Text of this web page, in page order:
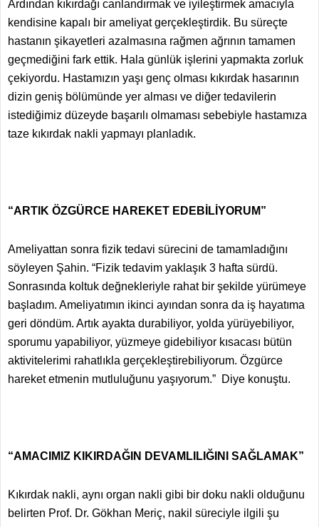
Ardından kıkırdağı canlandırmak ve iyileştirmek amacıyla
kendisine kapalı bir ameliyat gerçekleştirdik. Bu süreçte
hastanın şikayetleri azalmasına rağmen ağrının tamamen
geçmediğini fark ettik. Hala günlük işlerini yapmakta zorluk
çekiyordu. Hastamızın yaşı genç olması kıkırdak hasarının
dizin geniş bölümünde yer alması ve diğer tedavilerin
istediğimiz düzeyde başarılı olmaması sebebiyle hastamıza
taze kıkırdak nakli yapmayı planladık.
“ARTIK ÖZGÜRCE HAREKET EDEBİLİYORUM”
Ameliyattan sonra fizik tedavi sürecini de tamamladığını
söyleyen Şahin. “Fizik tedavim yaklaşık 3 hafta sürdü.
Sonrasında koltuk değnekleriyle rahat bir şekilde yürümeye
başladım. Ameliyatımın ikinci ayından sonra da iş hayatıma
geri döndüm. Artık ayakta durabiliyor, yolda yürüyebiliyor,
sporumu yapabiliyor, yüzmeye gidebiliyor kısacası bütün
aktivitelerimi rahatlıkla gerçekleştirebiliyorum. Özgürce
hareket etmenin mutluluğunu yaşıyorum.” Diye konuştu.
“AMACIMIZ KIKIRDAĞIN DEVAMLILIĞINI SAĞLAMAK”
Kıkırdak nakli, aynı organ nakli gibi bir doku nakli olduğunu
belirten Prof. Dr. Gökhan Meriç, nakil süreciyle ilgili şu